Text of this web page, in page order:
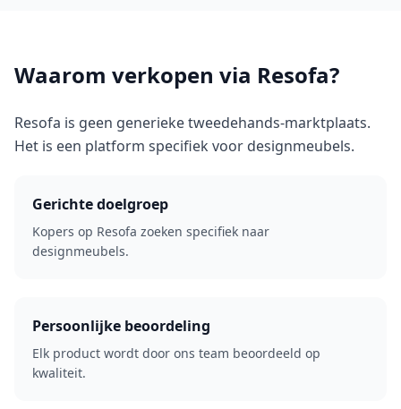
Waarom verkopen via Resofa?
Resofa is geen generieke tweedehands-marktplaats.
Het is een platform specifiek voor designmeubels.
Gerichte doelgroep
Kopers op Resofa zoeken specifiek naar
designmeubels.
Persoonlijke beoordeling
Elk product wordt door ons team beoordeeld op
kwaliteit.